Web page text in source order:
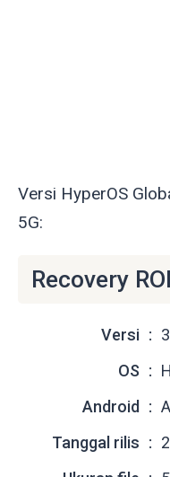
Versi HyperOS
5G:
Recovery
Versi
OS
Android
Tanggal rilis